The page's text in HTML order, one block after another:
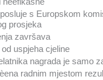
s Europskom
prosjeka
završava
uspjeha cjeline
nagrada je samo
radnim mjestom